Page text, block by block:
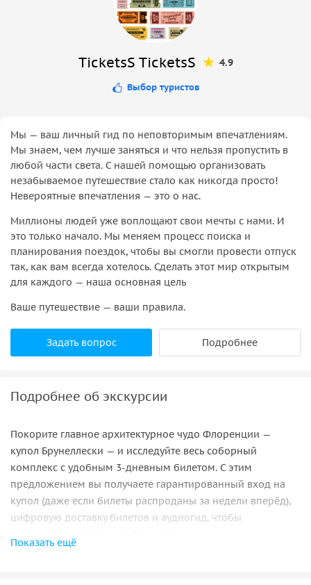
TicketsS TicketsS 4.9
Выбор туристов
Мы — ваш личный гид по неповторимым впечатлениям.
Мы знаем, чем лучше заняться и что нельзя пропустить в
любой части света. С нашей помощью организовать
незабываемое путешествие стало как никогда просто!
Невероятные впечатления — это о нас.
Миллионы людей уже воплощают свои мечты с нами. И
это только начало. Мы меняем процесс поиска и
планирования поездок, чтобы вы смогли провести отпуск
так, как вам всегда хотелось. Сделать этот мир открытым
для каждого — наша основная цель
Ваше путешествие — ваши правила.
Задать вопрос Подробнее
Подробнее об экскурсии
Покорите главное архитектурное чудо Флоренции —
купол Брунеллески — и исследуйте весь соборный
комплекс с удобным 3-дневным билетом. С этим
предложением вы получаете гарантированный вход на
купол (даже если билеты распроданы за недели вперёд),
цифровую доставку билетов и аудиогид, чтобы
Показать ещё